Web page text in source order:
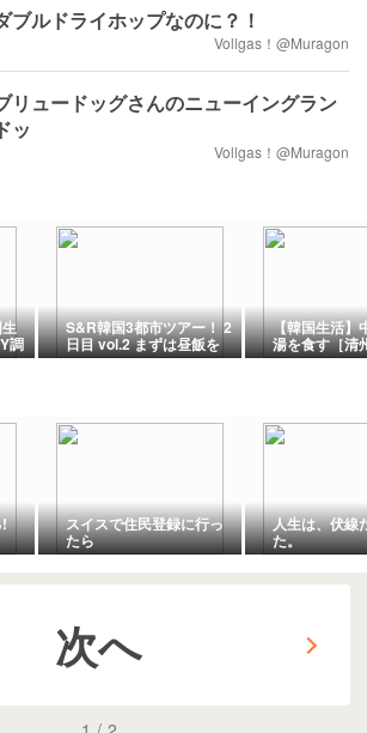
ブルドライホップなのに？！
Vollgas！@Muragon
リュードッグさんのニューイングラン
ドッ
Vollgas！@Muragon
調
S&R韓国3都市ツアー！ 2
日目 vol.2 まずは昼飯を
食いに行きまーす！
【韓国生活】
湯を食す［清
る35℃］
! スイスで住民登録に行っ
たら
人生は、伏線
た。
次へ